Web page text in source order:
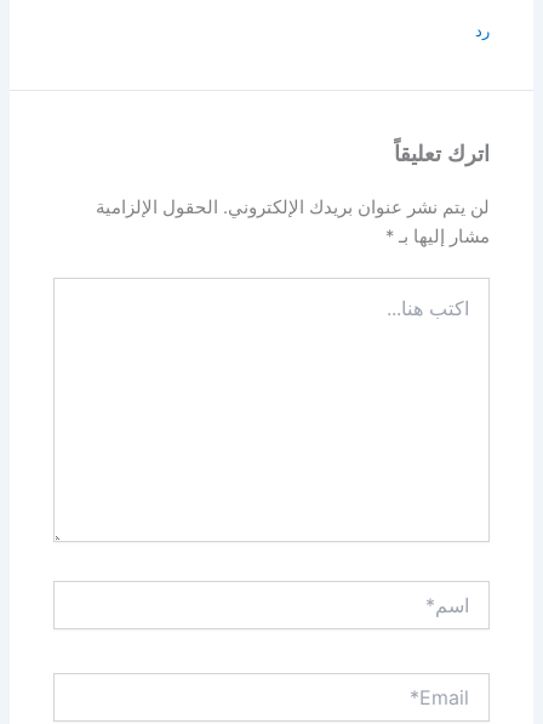
رد
اترك تعليقاً
لن يتم نشر عنوان بريدك الإلكتروني.
الحقول الإلزامية
مشار إليها بـ*
هنا...